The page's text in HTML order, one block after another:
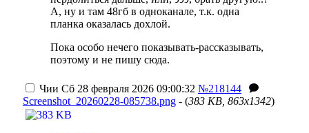
А, ну и там 48гб в одноканале, т.к. одна
планка оказалась дохлой.
Пока особо нечего показывать-рассказывать,
поэтому и не пишу сюда.
Чии Сб 28 февраля 2026 09:00:32 №218144
Screenshot_20260228-085738.png - (383 KB, 863x1342)